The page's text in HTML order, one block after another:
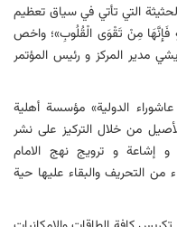
التي تأتي في سیاق تعظیم
فَإِنَّهَا مِنْ تَقْوَى الْقُلُوبِ»؛ واخص
مدير المركز و رئيس المؤتمر
الدولیة» مؤسسة أهلیة
من خلال التركیز علی نشر
و إشاعة و ترویج نهج الامام
التحریف والبقاء علیها حیة